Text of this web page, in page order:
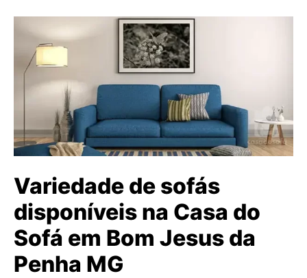
Variedade de sofás
disponíveis na Casa do
Sofá em Bom Jesus da
Penha MG